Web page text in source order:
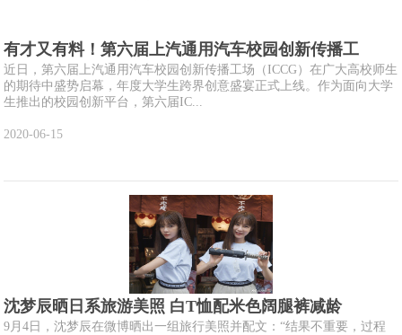
有才又有料！第六届上汽通用汽车校园创新传播工
近日，第六届上汽通用汽车校园创新传播工场（ICCG）在广大高校师生
的期待中盛势启幕，年度大学生跨界创意盛宴正式上线。作为面向大学
生推出的校园创新平台，第六届IC...
2020-06-15
沈梦辰晒日系旅游美照 白T恤配米色阔腿裤减龄
9月4日，沈梦辰在微博晒出一组旅行美照并配文：“结果不重要，过程